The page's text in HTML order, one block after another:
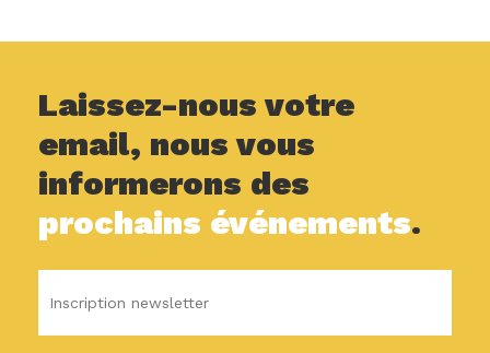
Laissez-nous votre
email, nous vous
informerons des
prochains événements.